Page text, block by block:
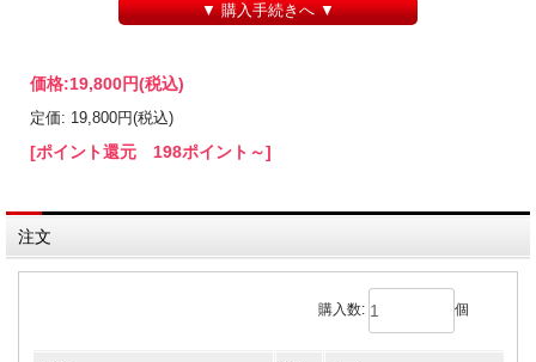
▼ 購入手続きへ ▼
価格:19,800円(税込)
定価: 19,800円(税込)
[ポイント還元 198ポイント～]
注文
購入数: 個